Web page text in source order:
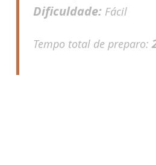
Dificuldade: Fácil
Tempo total de preparo: